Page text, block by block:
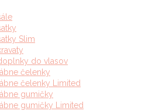
Slim
do vlasov
čelenky
čelenky Limited
gumičky
gumičky Limited